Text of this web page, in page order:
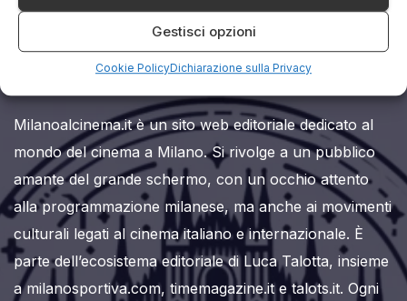
Gestisci opzioni
Cookie PolicyDichiarazione sulla Privacy
Milanoalcinema.it
Milanoalcinema.it è un sito web editoriale dedicato al
mondo del cinema a Milano. Si rivolge a un pubblico
amante del grande schermo, con un occhio attento
alla programmazione milanese, ma anche ai movimenti
culturali legati al cinema italiano e internazionale. È
parte dell’ecosistema editoriale di Luca Talotta, insieme
a milanosportiva.com, timemagazine.it e talots.it. Ogni